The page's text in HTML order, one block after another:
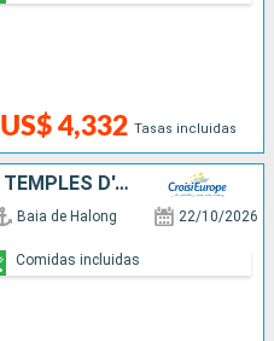
US$ 4,332 Tasas incluidas
DU DELTA DU MÉKONG AUX TEMPLES D'ANGKOR, HANOÏ ET LA BAIE D'ALONG (FORMULE PORT/PORT)
Baia de Halong 22/10/2026
Comidas incluidas